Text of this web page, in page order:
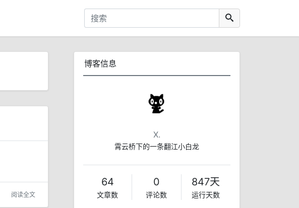
阅读全文
博客信息
X.
霄云桥下的一条翻江小白龙
64
文章数
0
评论数
847天
运行天数